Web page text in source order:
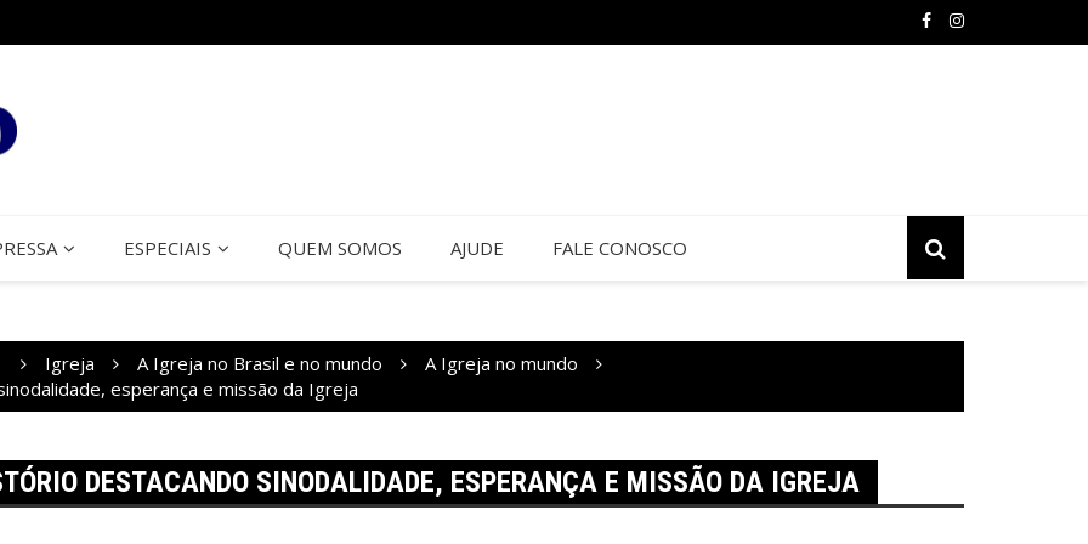
ESPECIAIS QUEM SOMOS AJUDE FALE CONOSCO
Igreja A Igreja no Brasil e no mundo
A Igreja no mundo
esperança e missão da Igreja
DESTACANDO SINODALIDADE, ESPERANÇA E MISSÃO DA IGREJA